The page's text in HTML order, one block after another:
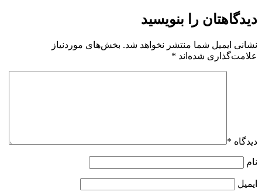
دیدگاهتان را بنویسید
نشانی ایمیل شما منتشر نخواهد شد. بخش‌های موردنیاز
علامت‌گذاری شده‌اند *
دیدگاه *
نام
ایمیل